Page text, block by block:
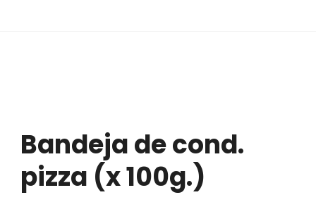
Bandeja de cond.
pizza (x 100g.)